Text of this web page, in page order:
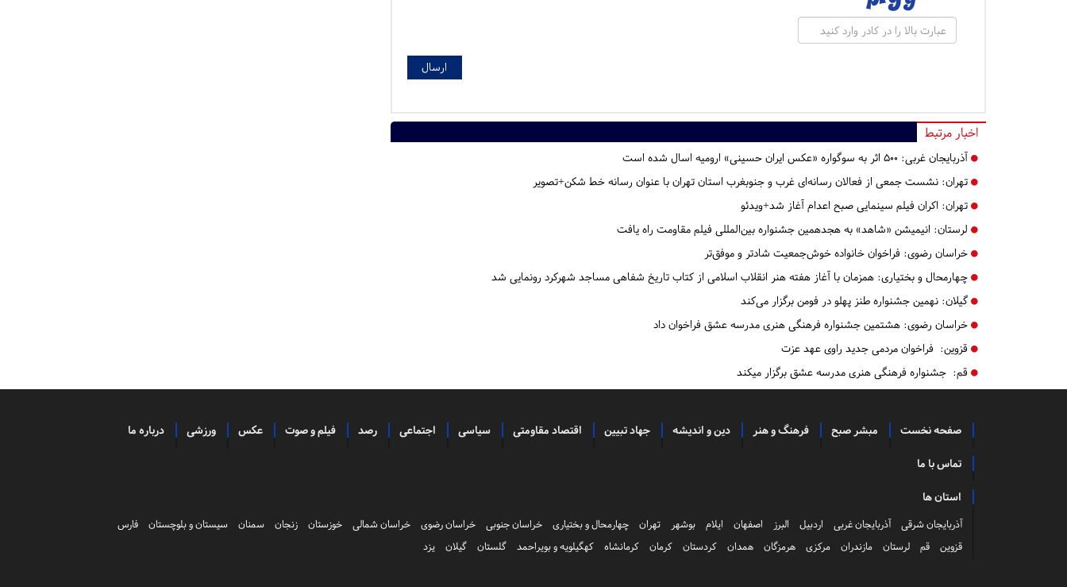
اخبار مرتبط
آذربایجان غربی:
تهران: نشست جمعی از فعالان رسانه‌ای غرب و جنوبغرب استان تهران با عنوان رسانه خط شکن+تصویر
تهران: اکران فیلم سینمایی صبح اعدام آغاز شد+ویدئو
لرستان: انیمیشن «شاهد» به هجدهمین جشنواره بین‌المللی فیلم مقاومت راه یافت
خراسان رضوی: فراخوان خانواده خوش‌جمعیت شادتر و موفق‌تر
چهارمحال و بختیاری: همزمان با آغاز هفته هنر انقلاب اسلامی از کتاب تاریخ شفاهی مساجد شهرکرد رونمایی شد
گیلان: نهمین جشنواره طنز پهلو در فومن برگزار می‌کند
خراسان رضوی: هشتمین جشنواره فرهنگی هنری مدرسه عشق فراخوان داد
قزوین: فراخوان مردمی جدید راوی عهد عزت
قم: جشنواره فرهنگی هنری مدرسه عشق برگزار میکند
صفحه نخست مبشر صبح فرهنگ و هنر دین و اندیشه جهاد تبیین اقتصاد مقاومتی سیاسی اجتماعی رصد فیلم و صوت عکس ورزشی درباره ما
تماس با ما
استان ها
آذربایجان شرقی آذربایجان غربی اردبیل البرز اصفهان ایلام بوشهر تهران چهارمحال و بختیاری خراسان جنوبی خراسان رضوی خراسان شمالی خوزستان زنجان سمنان سیستان و بلوچستان
فارس
قزوین
قم لرستان مازندران مرکزی هرمزگان همدان کردستان کرمان کرمانشاه کهگیلویه و بویراحمد گلستان گیلان یزد